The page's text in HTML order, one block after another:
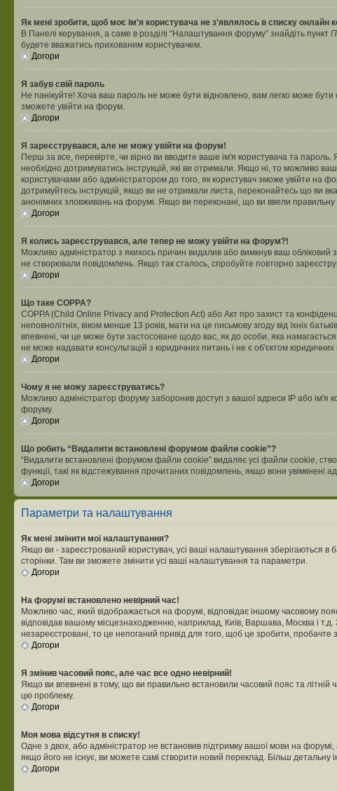
Як мені зробити, щоб моє ім'я користувача не з'являлось в списку онлайн
В Панелі керування, а саме в розділі “Налаштування форуму” знайдіть пункт
будете вважатись прихованим користувачем.
Догори
Я забув свій пароль
Не панікуйте! Хоча ваш пароль не може бути відновлено, вам легко може
зможете увійти на форум.
Догори
Я зареєструвався, але не можу увійти на форум!
Перш за все, перевірте, чи вірно ви вводите ваше ім'я користувача та
необхідно дотримуватись інструкцій, які ви отримали. Якщо ні, то можливо
користувачами або адміністратором до того, як користувач зможе увійти на
дотримуйтесь інструкцій, якщо ви не отримали листа, переконайтесь що ви
анонімних зловживань на форумі. Якщо ви переконані, що ви ввели
Догори
Я колись зареєструвався, але тепер не можу увійти на форум?!
Можливо адміністратор з якихось причин видалив або вимкнув ваш
не створювали повідомлень. Якщо так сталось, спробуйте повторно
Догори
Що таке COPPA?
COPPA (Child Online Privacy and Protection Act) або Акт про захист та
неповнолітніх, віком менше 13 років, мати на це письмову згоду від їхніх
впевнені, чи це може бути застосоване щодо вас, як до особи, яка
не може надавати консультацій з юридичних питань і не є об'єктом юридичних
Догори
Чому я не можу зареєструватись?
Можливо адміністратор форуму заборонив доступ з вашої адреси IP або ім'я
форуму.
Догори
Що робить “Видалити встановлені форумом файли cookie”?
“Видалити встановлені форумом файли cookie” видаляє усі файли cookie,
функції, такі як відстежування прочитаних повідомлень, якщо вони увімкнені
Догори
Параметри та налаштування
Як мені змінити мої налаштування?
Якщо ви - зареєстрований користувач, усі ваші налаштування зберігаються в
сторінки. Там ви зможете змінити усі ваші налаштування та параметри.
Догори
На форумі встановлено невірний час!
Можливо час, який відображається на форумі, відповідає іншому часовому
відповідав вашому місцезнаходженню, наприклад, Київ, Варшава, Москва і
незареєстровані, то це непоганий привід для того, щоб це зробити, пробачте
Догори
Я змінив часовий пояс, але час все одно невірний!
Якщо ви впевнені в тому, що ви правильно встановили часовий пояс та
цю проблему.
Догори
Моя мова відсутня в списку!
Одне з двох, або адміністратор не встановив підтримку вашої мови на
якщо його не існує, ви можете самі створити новий переклад. Більш
Догори